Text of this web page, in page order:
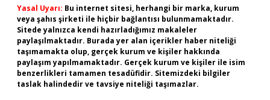
Yasal Uyarı: Bu internet sitesi, herhangi bir marka, kurum
veya şahıs şirketi ile hiçbir bağlantısı bulunmamaktadır.
Sitede yalnızca kendi hazırladığımız makaleler
paylaşılmaktadır. Burada yer alan içerikler haber niteliği
taşımamakta olup, gerçek kurum ve kişiler hakkında
paylaşım yapılmamaktadır. Gerçek kurum ve kişiler ile isim
benzerlikleri tamamen tesadüfidir. Sitemizdeki bilgiler
taslak halindedir ve tavsiye niteliği taşımazlar.